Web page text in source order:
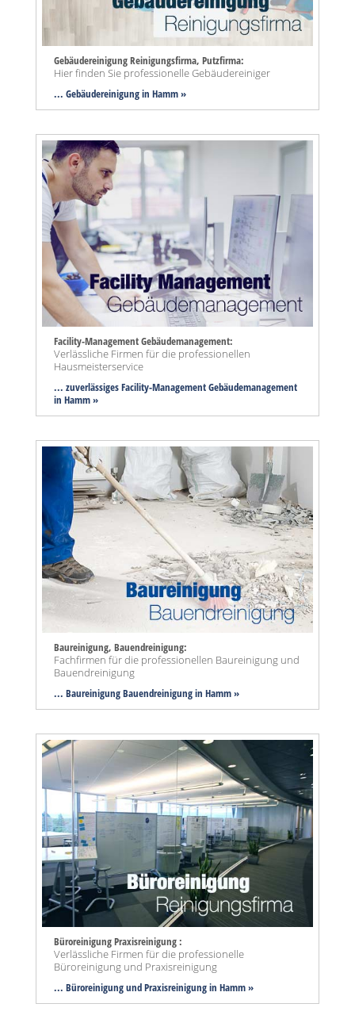
Gebäudereinigung Reinigungsfirma, Putzfirma:
Hier finden Sie professionelle Gebäudereiniger
... Gebäudereinigung in Hamm »
Facility-Management Gebäudemanagement:
Verlässliche Firmen für die professionellen
Hausmeisterservice
... zuverlässiges Facility-Management Gebäudemanagement
in Hamm »
Baureinigung, Bauendreinigung:
Fachfirmen für die professionellen Baureinigung und
Bauendreinigung
... Baureinigung Bauendreinigung in Hamm »
Büroreinigung Praxisreinigung :
Verlässliche Firmen für die professionelle
Büroreinigung und Praxisreinigung
... Büroreinigung und Praxisreinigung in Hamm »